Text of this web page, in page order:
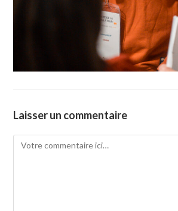
Laisser un commentaire